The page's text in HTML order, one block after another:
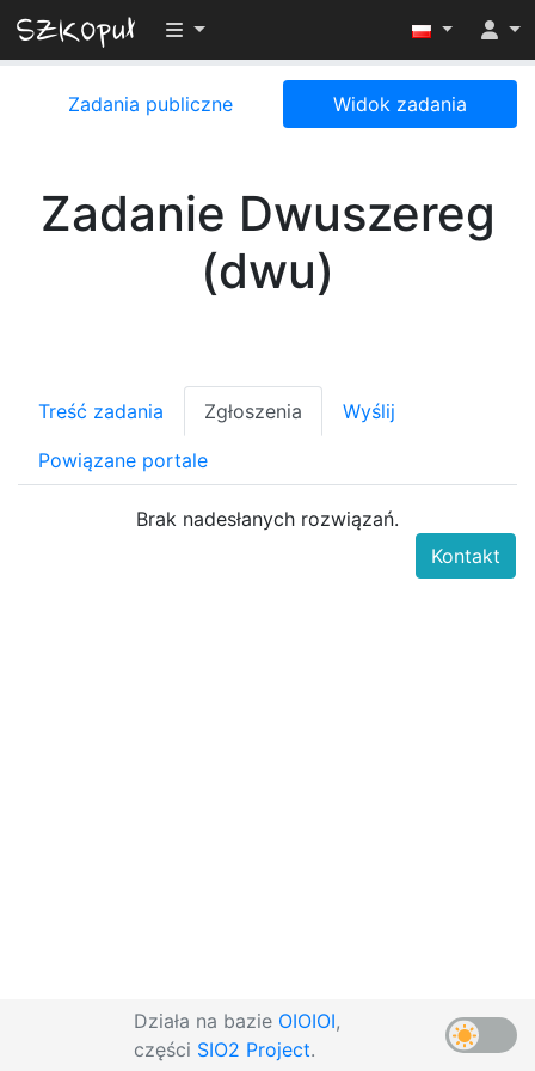
Przełącz widoczność menu
Zadania publiczne Widok zadania
Zadanie Dwuszereg
(dwu)
Treść zadania Zgłoszenia Wyślij
Powiązane portale
Brak nadesłanych rozwiązań.
Działa na bazie OIOIOI,
części SIO2 Project.
Kontakt